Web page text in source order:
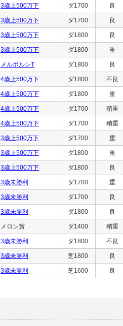
3歳上500万下 ダ1700 良
3歳上500万下 ダ1700 良
3歳上500万下 ダ1800 良
3歳上500万下 ダ1800 重
メルボルンT ダ1800 良
4歳上500万下 ダ1800 不良
4歳上500万下 ダ1800 重
4歳上500万下 ダ1700 稍重
4歳上500万下 ダ1700 稍重
3歳上500万下 ダ1700 重
3歳上500万下 ダ1800 重
3歳上500万下 ダ1800 良
3歳未勝利 ダ1700 重
3歳未勝利 ダ1700 良
3歳未勝利 ダ1800 良
メロン賞 ダ1400 稍重
3歳未勝利 ダ1800 不良
3歳未勝利 芝1800 良
3歳未勝利 芝1600 良